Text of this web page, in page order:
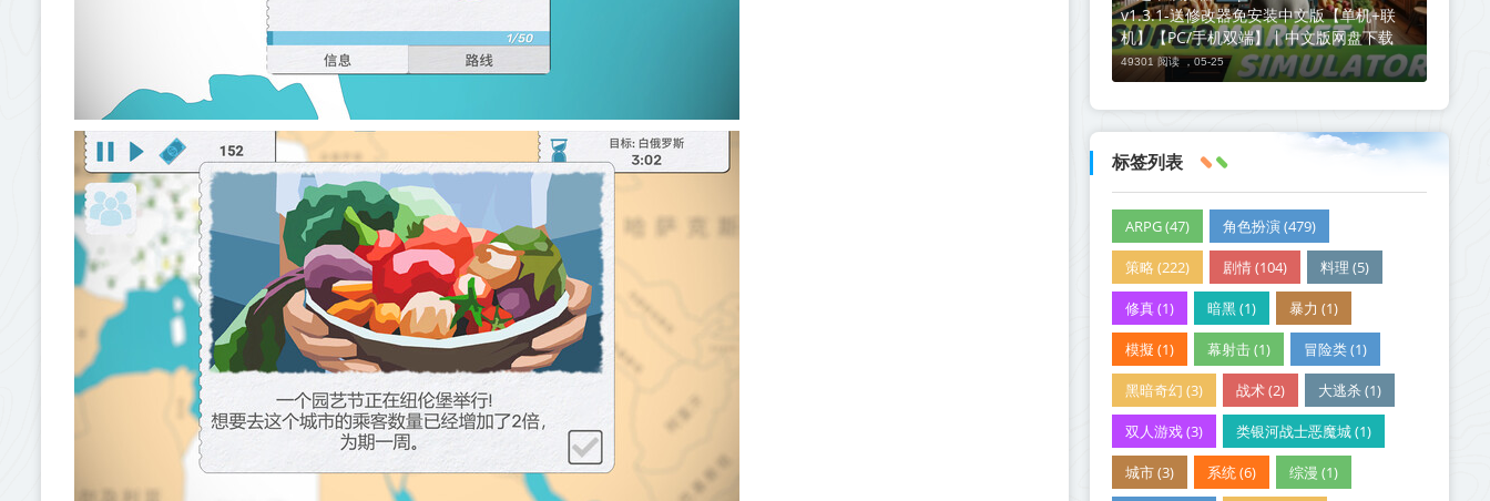
v1.3.1-送修改器免安装中文版【单机+联
机】【PC/手机双端】丨中文版网盘下载
49301 阅读 ，05-25
标签列表
ARPG (47) 角色扮演 (479)
策略 (222) 剧情 (104) 料理 (5)
修真 (1) 暗黑 (1) 暴力 (1)
模擬 (1) 幕射击 (1) 冒险类 (1)
黑暗奇幻 (3) 战术 (2) 大逃杀 (1)
双人游戏 (3) 类银河战士恶魔城 (1)
城市 (3) 系统 (6) 综漫 (1)